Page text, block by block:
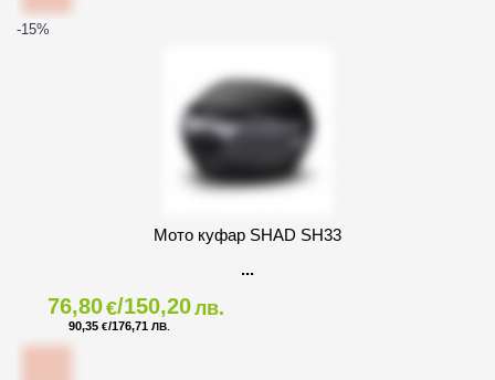
-15%
Мото куфар SHAD SH33
76,80€/150,20лв.
90,35 €/176,71 ЛВ.